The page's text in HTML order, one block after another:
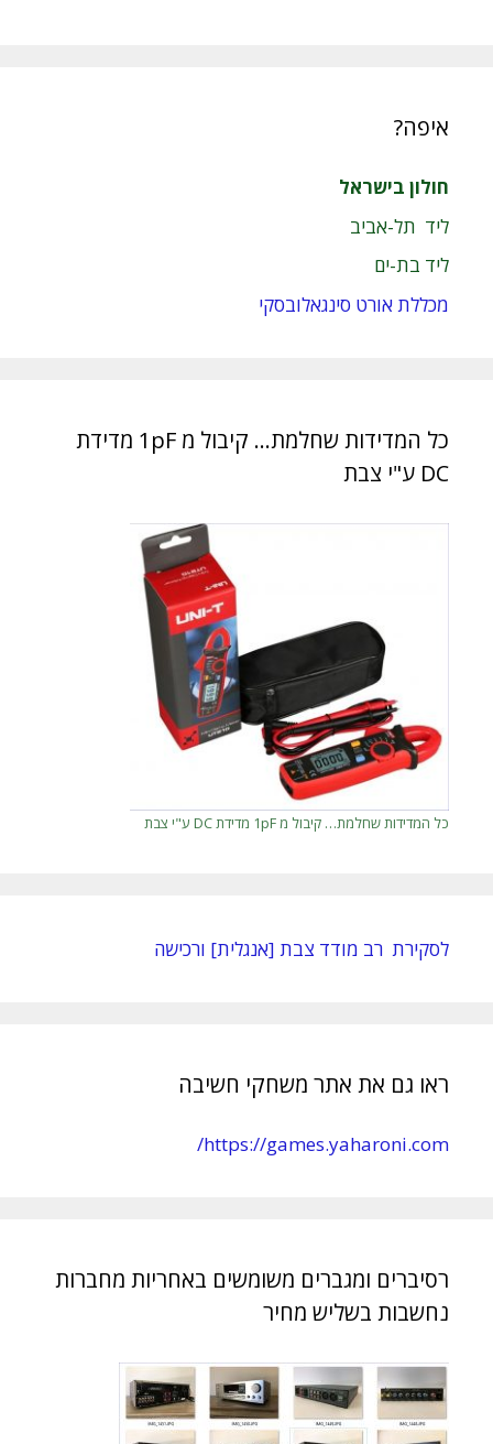
איפה?
חולון בישראל
ליד תל-אביב
ליד בת-ים
מכללת אורט סינגאלובסקי
כל המדידות שחלמת… קיבול מ 1pF מדידת
DC ע"י צבת
כל המדידות שחלמת… קיבול מ 1pF מדידת DC ע"י צבת
לסקירת רב מודד צבת [אנגלית] ורכישה
ראו גם את אתר משחקי חשיבה
https://games.yaharoni.com/
רסיברים ומגברים משומשים באחריות מחברות
נחשבות בשליש מחיר